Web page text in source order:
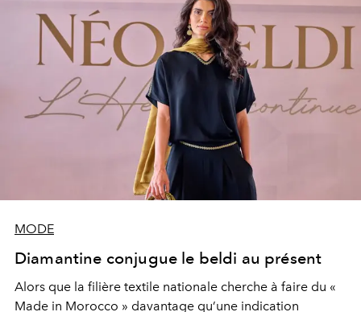
MODE
Diamantine conjugue le beldi au présent
Alors que la filière textile nationale cherche à faire du «
Made in Morocco » davantage qu’une indication